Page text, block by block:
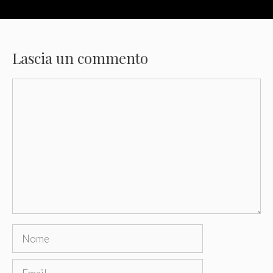
Lascia un commento
Nome
Email